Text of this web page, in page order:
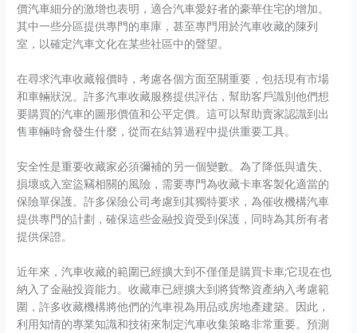
價汽車細分的激增也表明，適合汽車愛好者的豪華住宅的增加。
其中一些分區提供專門的車庫，甚至專門用於汽車收藏的陳列
室，以確定汽車文化在某些社區中的聲望。
在尋求汽車收藏報價時，考慮各個方面至關重要，包括現有市場
和車輛狀況。許多汽車收藏服務提供評估，幫助客戶識別他們想
要購買的汽車的圖形價值和公平定價。這可以幫助賣家認識到出
售車輛時會發生什麼，從而在結算過程中提供重要工具。
安全性是重要收藏家必須彌補的另一個變數。為了降低與遺失、
損壞或入室盜竊相關的風險，需要專門為收藏卡車客製化適當的
保險單保護。許多保險公司考慮到其獨特要求，為催收機構汽車
提供專門的計劃，確保這些金融投資受到保護，同時為其所有者
提供保證。
近年來，汽車收藏的範圍已經擴大到不僅僅是購買卡車;它現在也
納入了金融投資能力。收藏車已經擴大到將貨幣資產納入考慮範
圍，許多收藏機構將他們的汽車視為用品或房地產建築。因此，
利用知情的專業知識和技術來制定汽車收集策略非常重要。預測